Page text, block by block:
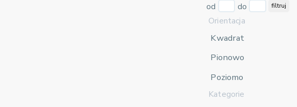
od
do filtruj
Orientacja
Kwadrat
Pionowo
Poziomo
Kategorie